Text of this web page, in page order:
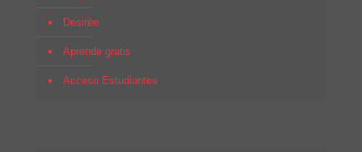
Desirée
Aprende gratis
Acceso Estudiantes